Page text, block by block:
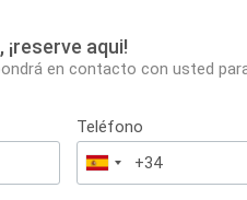
aqui!
en contacto con usted
Teléfono
España
+34